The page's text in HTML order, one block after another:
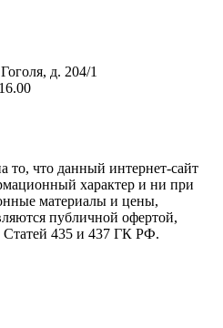
Гоголя, д. 204/1
что данный интернет-сайт
характер и ни при
материалы и цены,
публичной офертой,
435 и 437 ГК РФ.